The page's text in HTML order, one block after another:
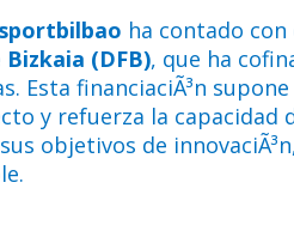
ha contado
(DFB), que ha
Esta financiaciÃ³n
y refuerza la capacidad
objetivos de